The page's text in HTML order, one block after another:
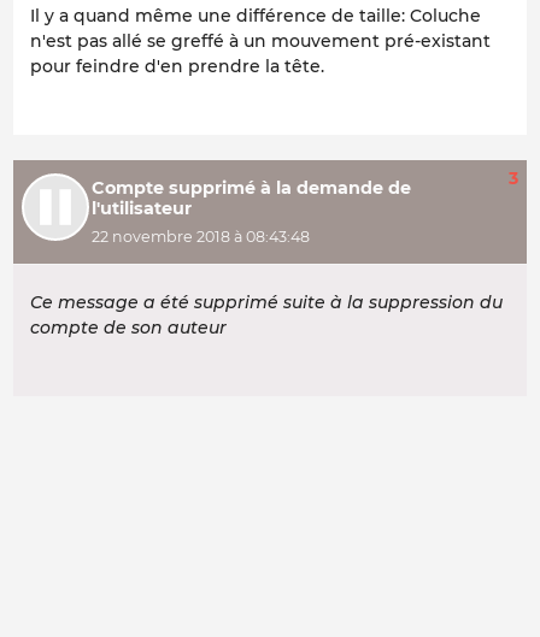
Il y a quand même une différence de taille: Coluche
n'est pas allé se greffé à un mouvement pré-existant
pour feindre d'en prendre la tête.
Compte supprimé à la demande de
l'utilisateur
22 novembre 2018 à 08:43:48
3
Ce message a été supprimé suite à la suppression du
compte de son auteur